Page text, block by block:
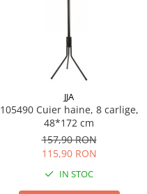
JJA
105490 Cuier haine, 8 carlige,
48*172 cm
157,90 RON
115,90 RON
IN STOC